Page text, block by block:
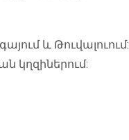
և Թուվալուում:
կղզիներում: